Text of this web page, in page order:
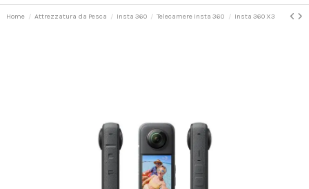
Home Attrezzatura da Pesca Insta 360 Telecamere Insta 360 Insta 360 X3